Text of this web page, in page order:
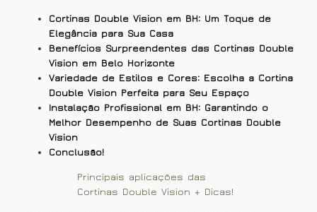
Cortinas Double Vision em BH: Um Toque de
Elegância para Sua Casa
Benefícios Surpreendentes das Cortinas Double
Vision em Belo Horizonte
Variedade de Estilos e Cores: Escolha a Cortina
Double Vision Perfeita para Seu Espaço
Instalação Profissional em BH: Garantindo o
Melhor Desempenho de Suas Cortinas Double
Vision
Conclusão!
Principais aplicações das
Cortinas Double Vision + Dicas!